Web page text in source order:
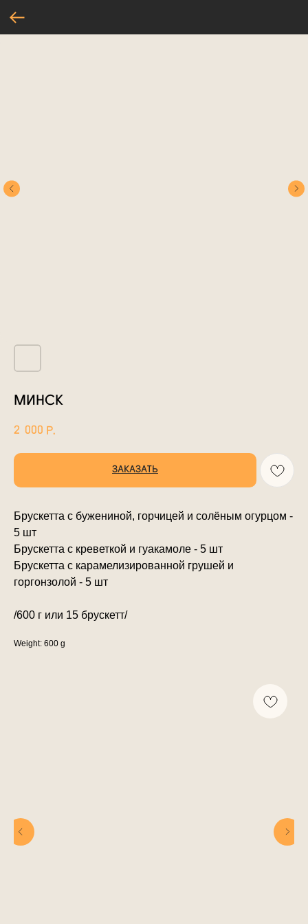
МИНСК
2 000 р.
ЗАКАЗАТЬ
Брускетта с бужениной, горчицей и солёным огурцом -
5 шт
Брускетта с креветкой и гуакамоле - 5 шт
Брускетта с карамелизированной грушей и
горгонзолой - 5 шт
/600 г или 15 брускетт/
Weight: 600 g